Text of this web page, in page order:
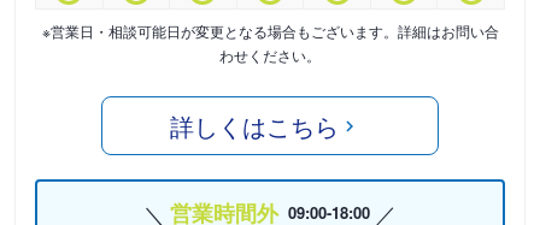
※営業日・相談可能日が変更となる場合もございます。詳細はお問い合
わせください。
詳しくはこちら
営業時間外 09:00-18:00